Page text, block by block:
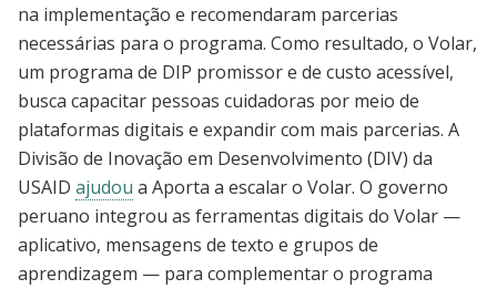
na implementação e recomendaram parcerias
necessárias para o programa. Como resultado, o Volar,
um programa de DIP promissor e de custo acessível,
busca capacitar pessoas cuidadoras por meio de
plataformas digitais e expandir com mais parcerias. A
Divisão de Inovação em Desenvolvimento (DIV) da
USAID ajudou a Aporta a escalar o Volar. O governo
peruano integrou as ferramentas digitais do Volar —
aplicativo, mensagens de texto e grupos de
aprendizagem — para complementar o programa